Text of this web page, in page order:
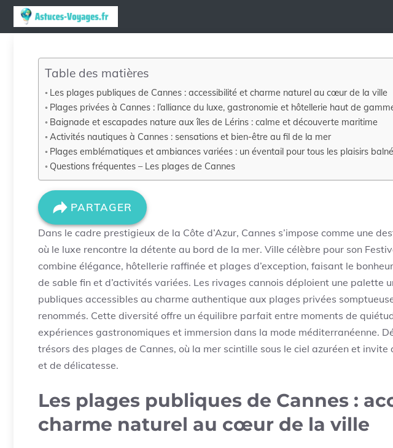
Aller
Table des matières
Les plages publiques de Cannes : accessibilité et charme naturel au cœur de la ville
Plages privées à Cannes : l’alliance du luxe, gastronomie et hôtellerie haut de
Baignade et escapades nature aux îles de Lérins : calme et découverte maritime
Activités nautiques à Cannes : sensations et bien-être au fil de la mer
Plages emblématiques et ambiances variées : un éventail pour tous les plaisirs
Questions fréquentes – Les plages de Cannes
PARTAGER
Dans le cadre prestigieux de la Côte d’Azur, Cannes s’impose comme une
où le luxe rencontre la détente au bord de la mer. Ville célèbre pour son
combine élégance, hôtellerie raffinée et plages d’exception, faisant le
de sable fin et d’activités variées. Les rivages cannois déploient une palette
publiques accessibles au charme authentique aux plages privées
renommés. Cette diversité offre un équilibre parfait entre moments de
expériences gastronomiques et immersion dans la mode méditerranéenne.
trésors des plages de Cannes, où la mer scintille sous le ciel azuréen et
et de délicatesse.
Les plages publiques de Cannes :
charme naturel au cœur de la ville